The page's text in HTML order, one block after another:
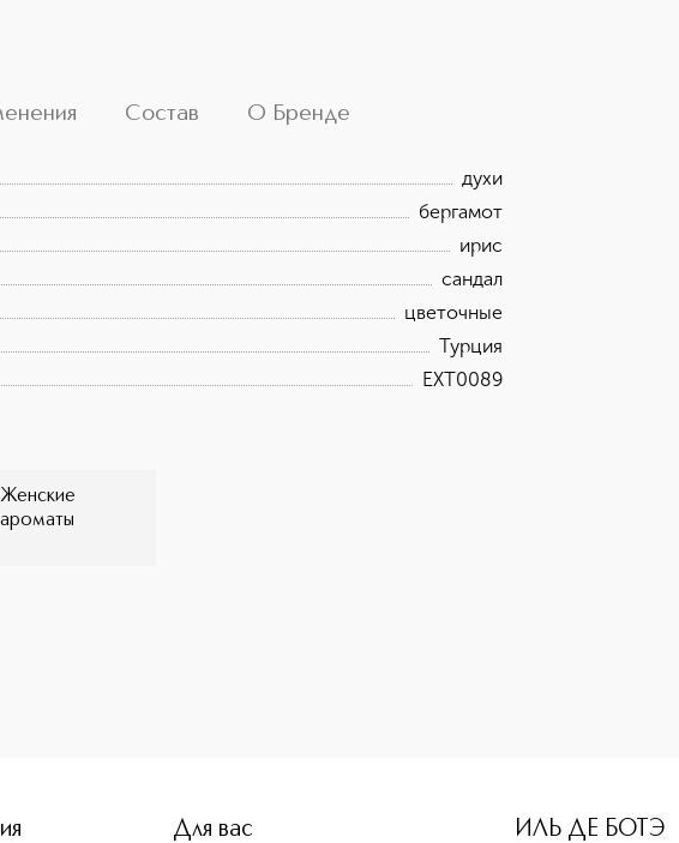
заслуживает, чтобы ее заметили, запомнили и
суждено прятаться. Ты всегда на виду.
Состав О Бренде
духи
бергамот
ирис
сандал
цветочные
Турция
EXT0089
Женские
ароматы
Для вас ИЛЬ ДЕ БОТЭ